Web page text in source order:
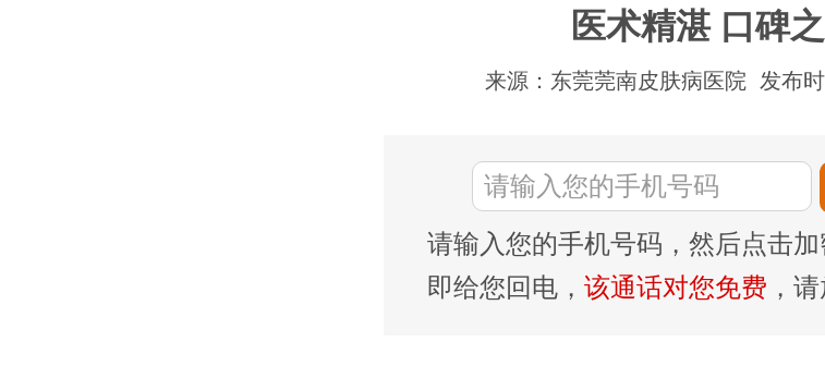
医术精湛 口碑之
来源：东莞莞南皮肤病医院 发布
请输入您的手机号码，然后点击
即给您回电， 该通话对您免费 ，